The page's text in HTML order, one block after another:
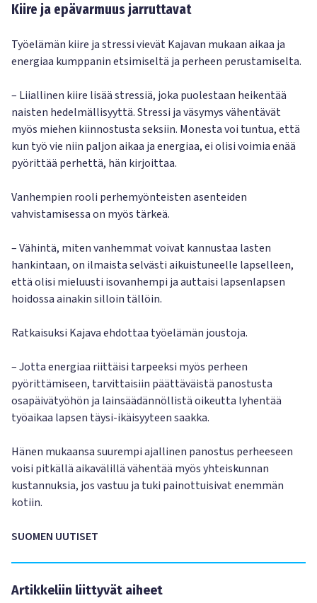
Kiire ja epävarmuus jarruttavat
Työelämän kiire ja stressi vievät Kajavan mukaan aikaa ja
energiaa kumppanin etsimiseltä ja perheen perustamiselta.
– Liiallinen kiire lisää stressiä, joka puolestaan heikentää
naisten hedelmällisyyttä. Stressi ja väsymys vähentävät
myös miehen kiinnostusta seksiin. Monesta voi tuntua, että
kun työ vie niin paljon aikaa ja energiaa, ei olisi voimia enää
pyörittää perhettä, hän kirjoittaa.
Vanhempien rooli perhemyönteisten asenteiden
vahvistamisessa on myös tärkeä.
– Vähintä, miten vanhemmat voivat kannustaa lasten
hankintaan, on ilmaista selvästi aikuistuneelle lapselleen,
että olisi mieluusti isovanhempi ja auttaisi lapsenlapsen
hoidossa ainakin silloin tällöin.
Ratkaisuksi Kajava ehdottaa työelämän joustoja.
– Jotta energiaa riittäisi tarpeeksi myös perheen
pyörittämiseen, tarvittaisiin päättäväistä panostusta
osapäivätyöhön ja lainsäädännöllistä oikeutta lyhentää
työaikaa lapsen täysi-ikäisyyteen saakka.
Hänen mukaansa suurempi ajallinen panostus perheeseen
voisi pitkällä aikavälillä vähentää myös yhteiskunnan
kustannuksia, jos vastuu ja tuki painottuisivat enemmän
kotiin.
SUOMEN UUTISET
Artikkeliin liittyvät aiheet